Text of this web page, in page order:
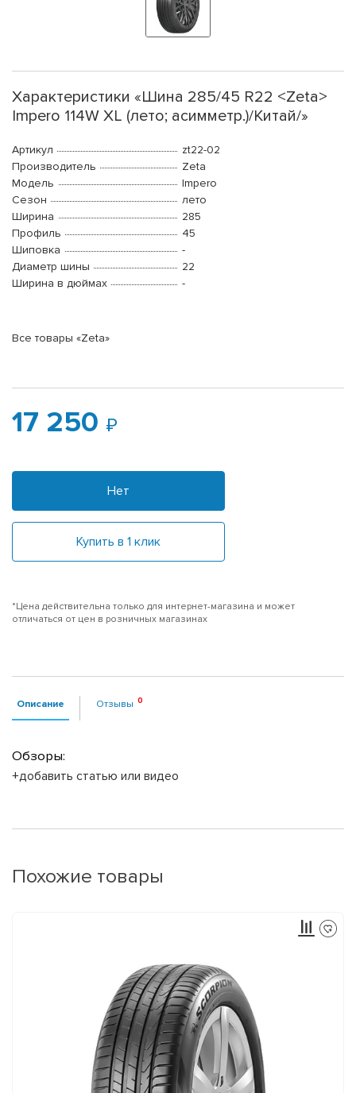
Характеристики «Шина 285/45 R22 <Zeta>
Impero 114W XL (лето; асимметр.)/Китай/»
Артикул
zt22-02
Производитель
Zeta
Модель
Impero
Сезон
лето
Ширина
285
Профиль
45
Шиповка
-
Диаметр шины
22
Ширина в дюймах
-
Все товары «Zeta»
17 250
Нет
Купить в 1 клик
*Цена действительна только для интернет-магазина и может
отличаться от цен в розничных магазинах
Описание Отзывы
Обзоры:
+добавить статью или видео
Похожие товары